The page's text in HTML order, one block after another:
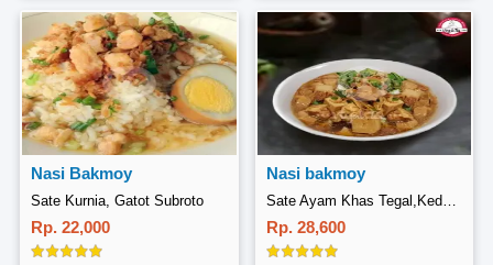
Nasi Bakmoy
Sate Kurnia, Gatot Subroto
Rp. 22,000
Nasi bakmoy
Sate Ayam Khas Tegal,Kedai NyahTee, Villa Melati SR 17/6 Serpong
Rp. 28,600